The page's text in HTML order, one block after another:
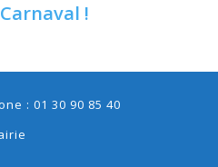
!
: 01 30 90 85 40